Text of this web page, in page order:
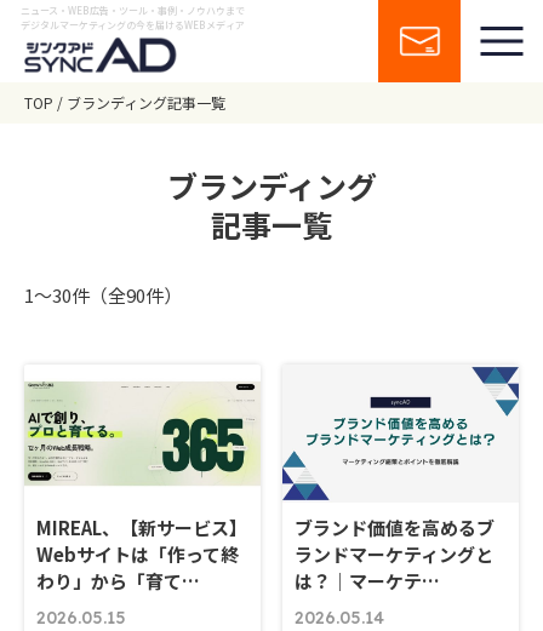
ニュース・WEB広告・ツール・事例・ノウハウまで
デジタルマーケティングの今を届けるWEBメディア
TOP ブランディング記事一覧
ブランディング
記事一覧
1〜30件（全90件）
MIREAL、【新サービス】
Webサイトは「作って終
わり」から「育て…
2026.05.15
ブランド価値を高めるブ
ランドマーケティングと
は？｜マーケテ…
2026.05.14